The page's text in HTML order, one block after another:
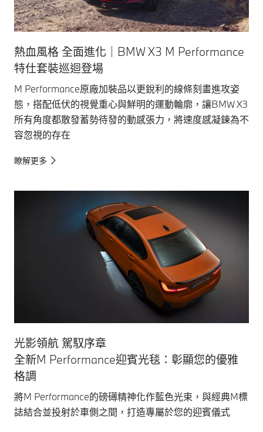
熱血風格 全面進化｜BMW X3 M Performance
特仕套裝巡迴登場
M Performance原廠加裝品以更銳利的線條刻畫進攻姿
態，搭配低伏的視覺重心與鮮明的運動輪廓，讓BMW X3
所有角度都散發蓄勢待發的動感張力，將速度感凝鍊為不
容忽視的存在
瞭解更多
光影領航 駕馭序章
全新M Performance迎賓光毯：彰顯您的優雅
格調
將M Performance的磅礡精神化作藍色光束，與經典M標
誌結合並投射於車側之間，打造專屬於您的迎賓儀式